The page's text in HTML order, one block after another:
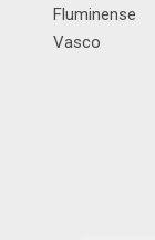
Fluminense
Vasco